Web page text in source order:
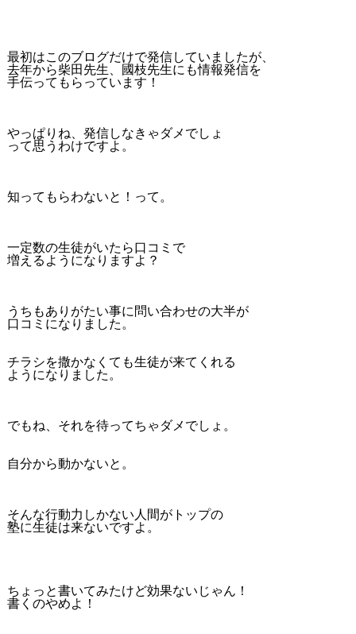
最初はこのブログだけで発信していましたが、
去年から柴田先生、國枝先生にも情報発信を
手伝ってもらっています！
やっぱりね、発信しなきゃダメでしょ
って思うわけですよ。
知ってもらわないと！って。
一定数の生徒がいたら口コミで
増えるようになりますよ？
うちもありがたい事に問い合わせの大半が
口コミになりました。
チラシを撒かなくても生徒が来てくれる
ようになりました。
でもね、それを待ってちゃダメでしょ。
自分から動かないと。
そんな行動力しかない人間がトップの
塾に生徒は来ないですよ。
ちょっと書いてみたけど効果ないじゃん！
書くのやめよ！